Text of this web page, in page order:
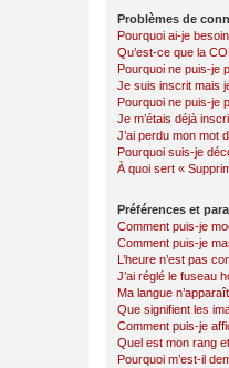
Problèmes de
Pourquoi ai-je
Qu’est-ce que la
Pourquoi ne puis-je
Je suis inscrit mais
Pourquoi ne puis-je
Je m’étais déjà
J’ai perdu mon mot
Pourquoi suis-je
À quoi sert «
Préférences et
Comment puis-je
Comment puis-je
L’heure n’est pas
J’ai réglé le fuseau
Ma langue
Que signifient les
Comment puis-je
Quel est mon rang
Pourquoi m’est-il